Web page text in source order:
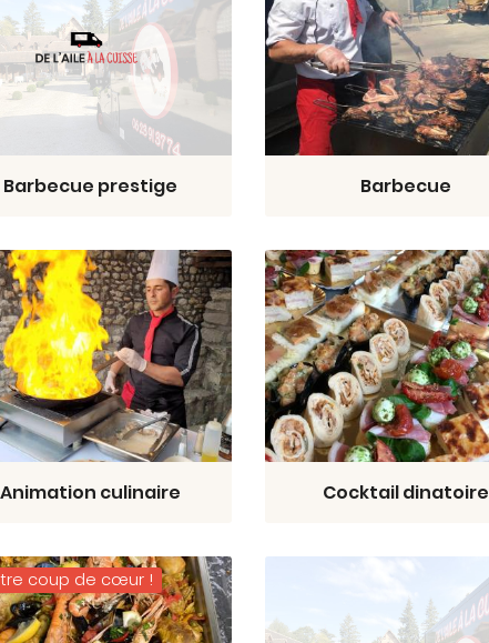
Barbecue prestige Barbecue
Animation culinaire Cocktail dinatoire
coup de cœur !